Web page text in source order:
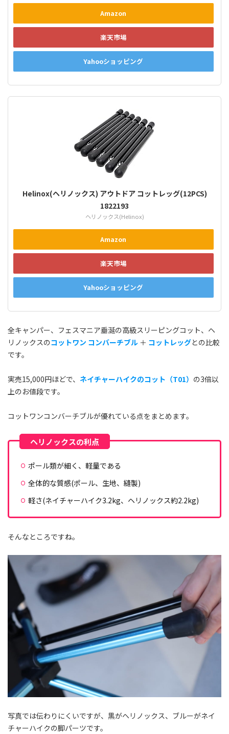
Amazon
楽天市場
Yahooショッピング
Helinox(ヘリノックス) アウトドア コットレッグ(12PCS)
1822193
ヘリノックス(Helinox)
Amazon
楽天市場
Yahooショッピング
全キャンパー、フェスマニア垂涎の高級スリーピングコット、ヘ
リノックスのコットワン コンバーチブル ＋ コットレッグとの比較
です。
実売15,000円ほどで、 ネイチャーハイクのコット（T01） の3倍以
上のお値段です。
コットワンコンバーチブルが優れている点をまとめます。
ポール類が細く、軽量である
全体的な質感(ポール、生地、縫製)
軽さ(ネイチャーハイク3.2kg、ヘリノックス約2.2kg)
そんなところですね。
写真では伝わりにくいですが、黒がヘリノックス、ブルーがネイ
チャーハイクの脚パーツです。